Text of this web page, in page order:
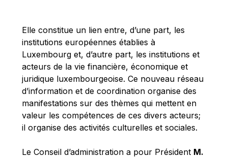
Michael Sohlman
Michel Goedert
Mireille Delmas-Marty
Nobuo Tanaka
Otmar Issing
Paolo Mengozzi
Paschal Donohoe
Pat Cox
Elle constitue un lien entre, d’une part, les
institutions européennes établies à
Luxembourg et, d’autre part, les institutions et
acteurs de la vie financière, économique et
juridique luxembourgeoise. Ce nouveau réseau
d’information et de coordination organise des
manifestations sur des thèmes qui mettent en
valeur les compétences de ces divers acteurs;
il organise des activités culturelles et sociales.
Le Conseil d’administration a pour Président M.